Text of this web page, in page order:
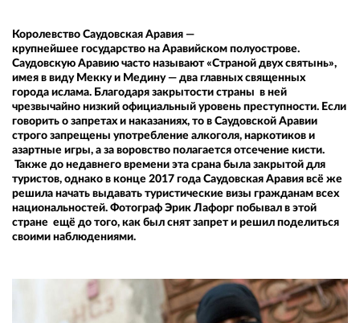
Королевство Саудовская Аравия —
крупнейшее государство на Аравийском полуострове.
Саудовскую Аравию часто называют «Страной двух святынь»,
имея в виду Мекку и Медину — два главных священных
города ислама. Благодаря закрытости страны в ней
чрезвычайно низкий официальный уровень преступности. Если
говорить о запретах и наказаниях, то в Саудовской Аравии
строго запрещены употребление алкоголя, наркотиков и
азартные игры, а за воровство полагается отсечение кисти.
Также до недавнего времени эта срана была закрытой для
туристов, однако в конце 2017 года Саудовская Аравия всё же
решила начать выдавать туристические визы гражданам всех
национальностей. Фотограф Эрик Лафорг побывал в этой
стране ещё до того, как был снят запрет и решил поделиться
своими наблюдениями.